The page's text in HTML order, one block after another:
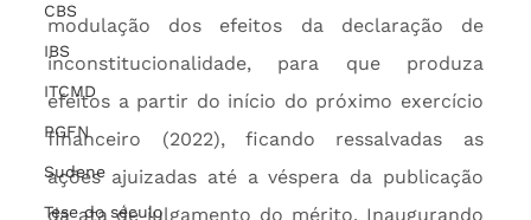
CBS
IBS
ITCMD
PGFN
Sudene
Tese do século
modulação dos efeitos da declaração de
inconstitucionalidade, para que produza
efeitos a partir do início do próximo exercício
financeiro (2022), ficando ressalvadas as
ações ajuizadas até a véspera da publicação
da ata de julgamento do mérito. Inaugurando